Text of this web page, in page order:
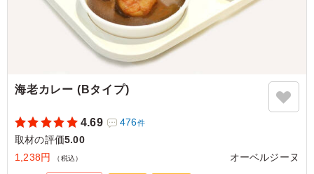
大満足でした。 チーズのおかけで辛さが中和されるので
辛いのが苦手な方にオススメです。 温めてから食べた方
がおいしくいただけると思います。
ロケ・撮影›取材
海老カレー (Bタイプ)
4.69 476件
取材の評価5.00
1,238円
（税込） オーベルジーヌ